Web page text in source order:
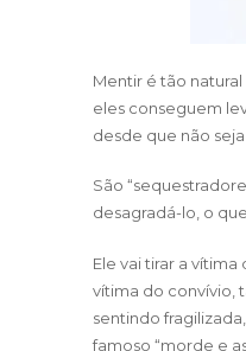
Mentir é tão
eles conseguem
desde que não
São
desagradá-lo, o
Ele vai tirar a
vítima do convívio,
sentindo
famoso “morde e